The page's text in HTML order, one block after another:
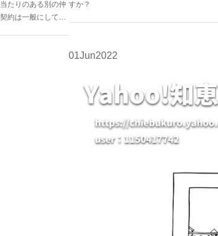
すか？
たりのある別の仲
約は一般にして…
01Jun2022